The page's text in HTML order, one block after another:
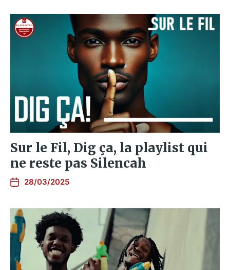
Sur le Fil, Dig ça, la playlist qui
ne reste pas Silencah
28/03/2025